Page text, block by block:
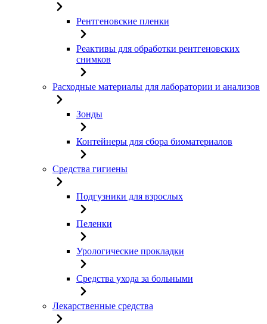
Рентгеновские пленки
Реактивы для обработки рентгеновских
снимков
Расходные материалы для лаборатории и анализов
Зонды
Контейнеры для сбора биоматериалов
Средства гигиены
Подгузники для взрослых
Пеленки
Урологические прокладки
Средства ухода за больными
Лекарственные средства